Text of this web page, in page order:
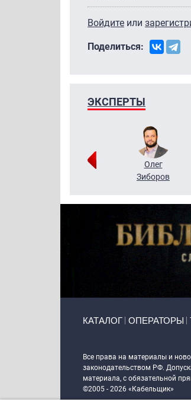
Войдите или
Поделиться:
ЭКСПЕРТЫ
Олег
Зиборов
КАТАЛОГ ОПЕРАТОРЫ
Все права на материалы и
законодательством РФ.
материала, с обязательной
©2005 - 2026 «Кабельщик»